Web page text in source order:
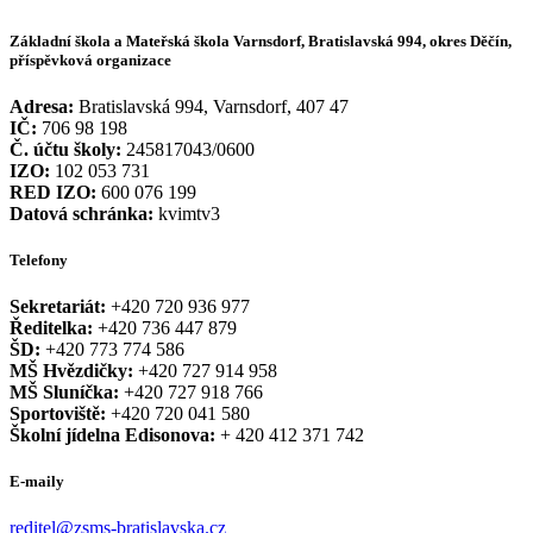
Základní škola a Mateřská škola Varnsdorf, Bratislavská 994, okres Děčín,
příspěvková organizace
Adresa: Bratislavská 994, Varnsdorf, 407 47
IČ: 706 98 198
Č. účtu školy: 245817043/0600
IZO: 102 053 731
RED IZO: 600 076 199
Datová schránka: kvimtv3
Telefony
Sekretariát: +420 720 936 977
Ředitelka: +420 736 447 879
ŠD: +420 773 774 586
MŠ Hvězdičky: +420 727 914 958
MŠ Sluníčka: +420 727 918 766
Sportoviště: +420 720 041 580
Školní jídelna Edisonova: + 420 412 371 742
E-maily
reditel@zsms-bratislavska.cz